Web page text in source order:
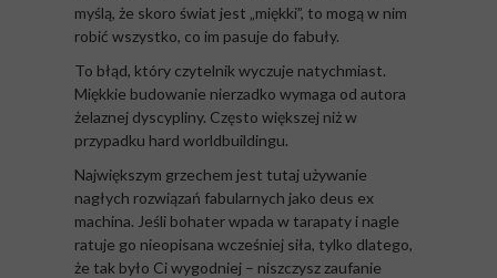
myślą, że skoro świat jest „miękki”, to mogą w nim
robić wszystko, co im pasuje do fabuły.
To błąd, który czytelnik wyczuje natychmiast.
Miękkie budowanie nierzadko wymaga od autora
żelaznej dyscypliny. Często większej niż w
przypadku hard worldbuildingu.
Największym grzechem jest tutaj używanie
nagłych rozwiązań fabularnych jako deus ex
machina. Jeśli bohater wpada w tarapaty i nagle
ratuje go nieopisana wcześniej siła, tylko dlatego,
że tak było Ci wygodniej – niszczysz zaufanie